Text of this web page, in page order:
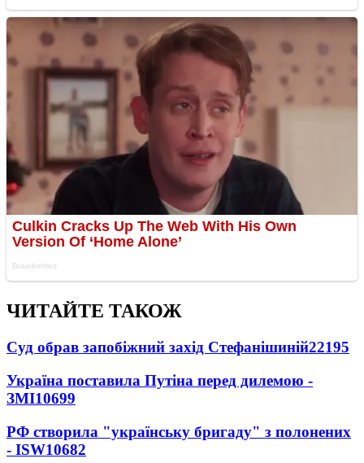
ЧИТАЙТЕ ТАКОЖ
Суд обрав запобіжний захід Стефанішиній22195
Україна поставила Путіна перед дилемою -
ЗМІ10699
РФ створила "українську бригаду" з полонених
- ISW10682